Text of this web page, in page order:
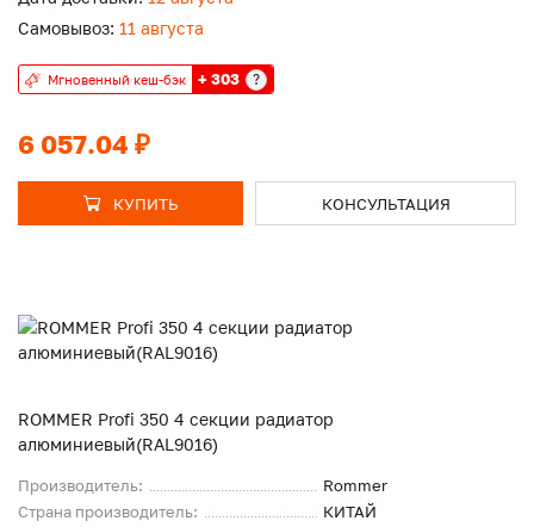
6 057.04 ₽
Самовывоз: 11 августа
Мгновенный кеш-бэк + 303 ?
КУПИТЬ КОНСУЛЬТАЦИЯ
ROMMER Profi 350 4 секции радиатор
алюминиевый(RAL9016)
Производитель:
Rommer
Страна производитель:
КИТАЙ